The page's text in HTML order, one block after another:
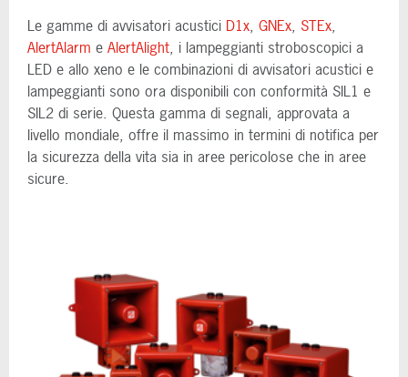
Le gamme di avvisatori acustici D1x, GNEx, STEx,
AlertAlarm e AlertAlight, i lampeggianti stroboscopici a
LED e allo xeno e le combinazioni di avvisatori acustici e
lampeggianti sono ora disponibili con conformità SIL1 e
SIL2 di serie. Questa gamma di segnali, approvata a
livello mondiale, offre il massimo in termini di notifica per
la sicurezza della vita sia in aree pericolose che in aree
sicure.